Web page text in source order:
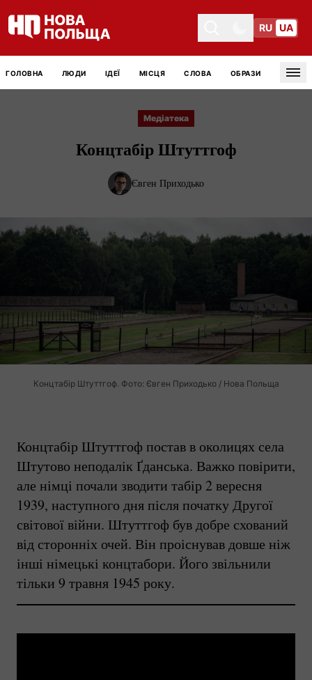
Toggle themeToggle theme
RU UA
ГОЛОВНА ЛЮДИ ІДЕЇ МІСЦЯ СЛОВА ОБРАЗИ
Медіатека
Концтабір Штуттгоф
Євген Приходько
Концтабір Штуттгоф. Фото: Євген Приходько / Нова Польща
Концтабір Штуттгоф постав в околицях села
Штутово неподалік Ґданська. Важко повірити,
але німці почали зводити табір 2 вересня
1939, наступного дня після початку Другої
світової війни. Штуттгоф був добре схований
від сторонніх очей. Він проіснував довше ніж
інші німецькі концтабори. Його звільнили
тільки 9 травня 1945 року.